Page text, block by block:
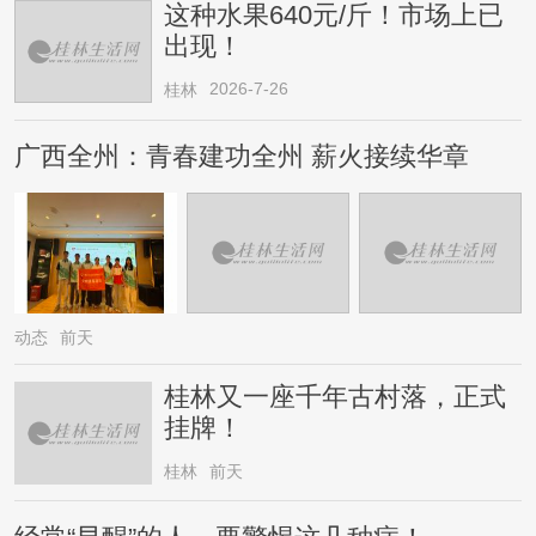
这种水果640元/斤！市场上已
出现！
桂林 2026-7-26
广西全州：青春建功全州 薪火接续华章
动态 前天
桂林又一座千年古村落，正式
挂牌！
桂林 前天